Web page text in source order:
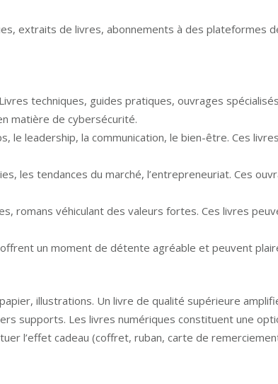
extraits de livres, abonnements à des plateformes
Livres techniques, guides pratiques, ouvrages
matière de cybersécurité.
le leadership, la communication, le bien-être. Ces
les tendances du marché, l’entrepreneuriat. Ces
romans véhiculant des valeurs fortes. Ces livres
un moment de détente agréable et peuvent
illustrations. Un livre de qualité supérieure
supports. Les livres numériques constituent une
l’effet cadeau (coffret, ruban, carte de